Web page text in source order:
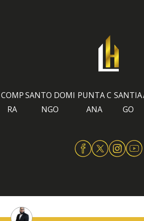
COMP
RA
SANTO DOMI
NGO
PUNTA C
ANA
SANTIA
GO